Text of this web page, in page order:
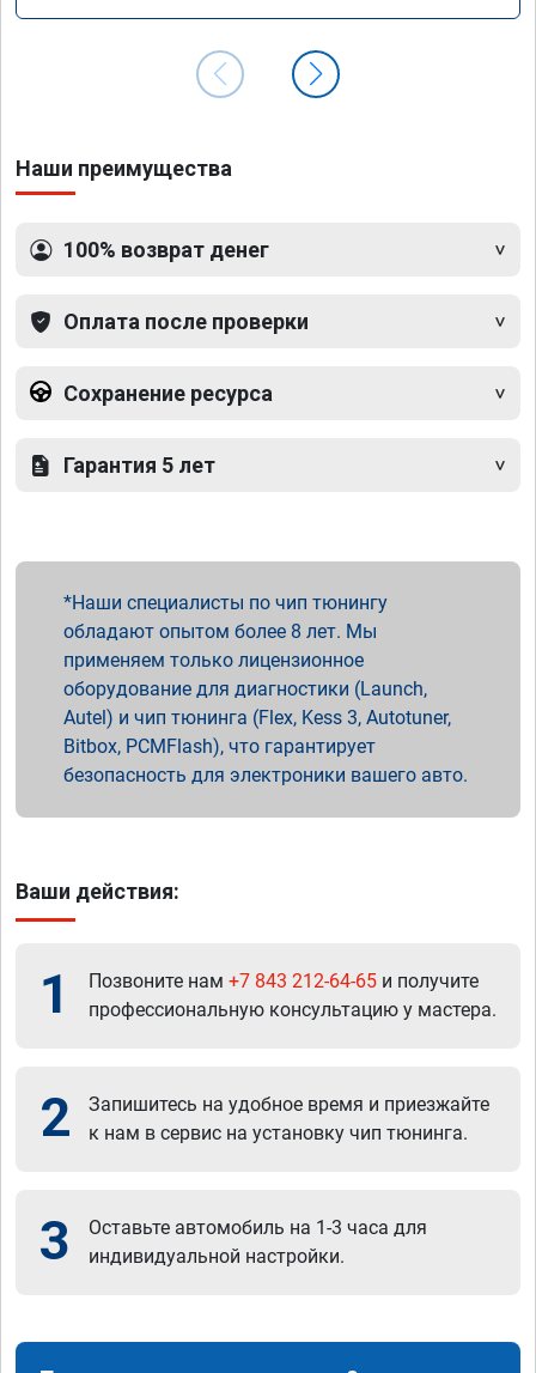
Наши преимущества
100% возврат денег
Оплата после проверки
Сохранение ресурса
Гарантия 5 лет
Наши специалисты по чип тюнингу
обладают опытом более 8 лет. Мы
применяем только лицензионное
оборудование для диагностики (Launch,
Autel) и чип тюнинга (Flex, Kess 3, Autotuner,
Bitbox, PCMFlash), что гарантирует
безопасность для электроники вашего авто.
Ваши действия:
1 Позвоните нам +7 843 212-64-65 и получите
профессиональную консультацию у мастера.
2
Запишитесь на удобное время и приезжайте
к нам в сервис на установку чип тюнинга.
3
Оставьте автомобиль на 1-3 часа для
индивидуальной настройки.